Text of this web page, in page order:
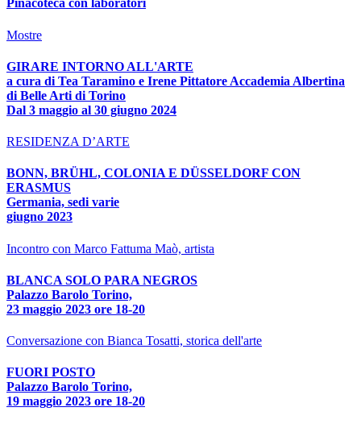
Pinacoteca con laboratori
Mostre
GIRARE INTORNO ALL'ARTE
a cura di Tea Taramino e Irene Pittatore Accademia Albertina
di Belle Arti di Torino
Dal 3 maggio al 30 giugno 2024
RESIDENZA D’ARTE
BONN, BRÜHL, COLONIA E DÜSSELDORF CON
ERASMUS
Germania, sedi varie
giugno 2023
Incontro con Marco Fattuma Maò, artista
BLANCA SOLO PARA NEGROS
Palazzo Barolo Torino,
23 maggio 2023 ore 18-20
Conversazione con Bianca Tosatti, storica dell'arte
FUORI POSTO
Palazzo Barolo Torino,
19 maggio 2023 ore 18-20